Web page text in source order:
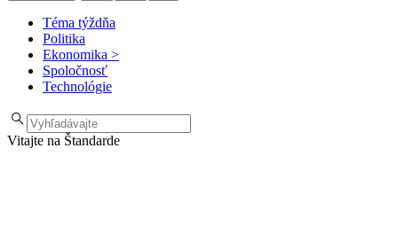
Téma týždňa
Politika
Ekonomika >
Spoločnosť
Technológie
Vitajte na Štandarde